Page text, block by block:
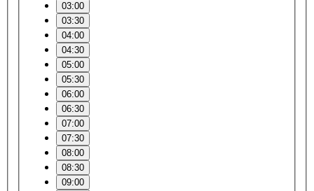
03:00
03:30
04:00
04:30
05:00
05:30
06:00
06:30
07:00
07:30
08:00
08:30
09:00